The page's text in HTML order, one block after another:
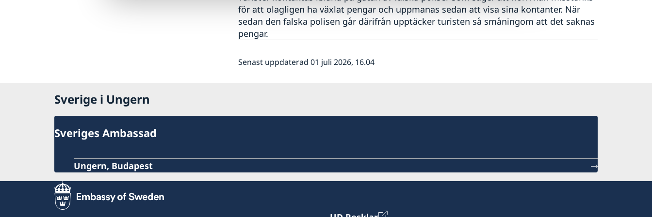
för att olagligen ha växlat pengar och uppmanas sedan att visa sina kontanter. När
sedan den falska polisen går därifrån upptäcker turisten så småningom att det saknas
pengar.
Senast uppdaterad 01 juli 2026, 16.04
Sverige i Ungern
Sveriges Ambassad
Ungern, Budapest